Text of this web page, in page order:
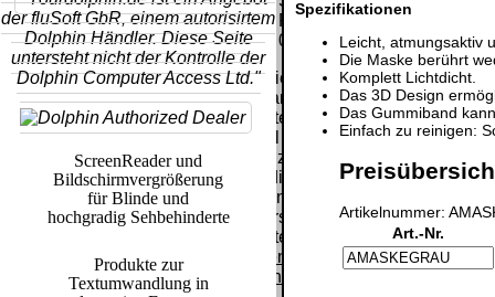
Spezifikationen
Leicht, atmungsaktiv
Die Maske berührt
Komplett Lichtdicht.
Das 3D Design
Das Gummiband
Einfach zu reinigen:
Artikelnummer:
Art.-Nr.
der fluSoft GbR, einem autorisirtem
Dolphin Händler. Diese Seite
untersteht nicht der Kontrolle der
Dolphin Computer Access Ltd."
ScreenReader und
Bildschirmvergrößerung
für Blinde und
hochgradig Sehbehinderte
Produkte zur
Textumwandlung in
EU (inkl.
Schweiz)
PayPal: 20.00
€
Der Versand erfolgt
als versichertes
Selbstabholung
vom Büro oder
von
0.00 €
PayPal:
0.00 €
Bei dieser
Versandart
erhalten Sie per
Email z.B. einen
Lizenzschlüssel
und die
Rechnung /
Lieferschein. Sie
erhalten also
keinen
Datenträger
2026
Wir sind
[] []